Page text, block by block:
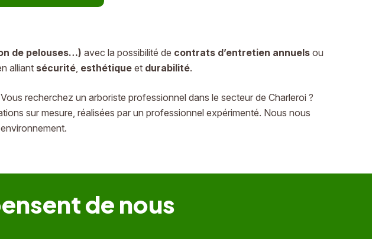
de pelouses…)avec la possibilité de contrats d’entretien annuels ou
alliant sécurité esthétique et durabilité.
recherchez un arboriste professionnel dans le secteur de Charleroi ?
sur mesure, réalisées par un professionnel expérimenté. Nous nous
de nous